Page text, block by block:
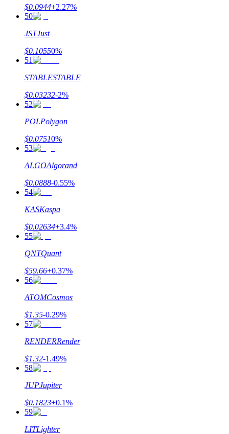
$0.0944+2.27%
50
JSTJust
$0.10550%
51
STABLESTABLE
$0.03232-2%
52
POLPolygon
$0.07510%
53
ALGOAlgorand
$0.0888-0.55%
54
KASKaspa
$0.02634+3.4%
55
QNTQuant
$59.66+0.37%
56
ATOMCosmos
$1.35-0.29%
57
RENDERRender
$1.32-1.49%
58
JUPJupiter
$0.1823+0.1%
59
LITLighter